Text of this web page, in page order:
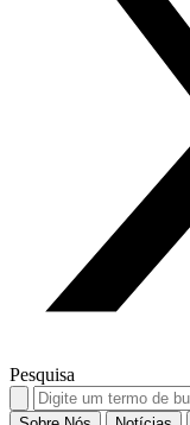
Pesquisa
Search
for: